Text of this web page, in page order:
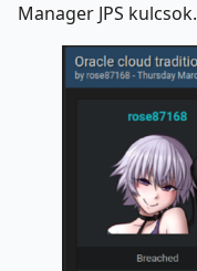
Manager JPS kulcsok.